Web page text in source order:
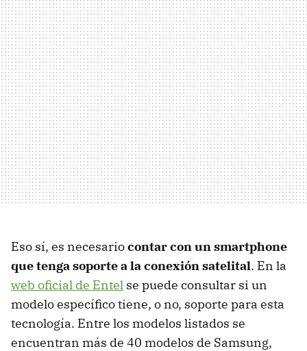
Eso sí, es necesariocontar con un smartphone
que tenga soporte a la conexión satelital. En la
web oficial de Entel se puede consultar si un
modelo específico tiene, o no, soporte para esta
tecnología. Entre los modelos listados se
encuentran más de 40 modelos de Samsung,